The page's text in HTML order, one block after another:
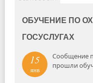
ОБУЧЕНИЕ ПО
ГОСУСЛУГАХ
15
янв
Сообщение
прошли